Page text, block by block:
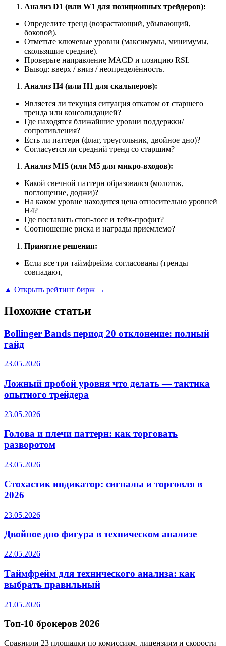
Анализ D1 (или W1 для позиционных трейдеров):
Определите тренд (возрастающий, убывающий,
боковой).
Отметьте ключевые уровни (максимумы, минимумы,
скользящие средние).
Проверьте направление MACD и позицию RSI.
Вывод: вверх / вниз / неопределённость.
Анализ H4 (или H1 для скальперов):
Является ли текущая ситуация откатом от старшего
тренда или консолидацией?
Где находятся ближайшие уровни поддержки/
сопротивления?
Есть ли паттерн (флаг, треугольник, двойное дно)?
Согласуется ли средний тренд со старшим?
Анализ M15 (или M5 для микро-входов):
Какой свечной паттерн образовался (молоток,
поглощение, доджи)?
На каком уровне находится цена относительно уровней
H4?
Где поставить стоп-лосс и тейк-профит?
Соотношение риска и награды приемлемо?
Принятие решения:
Если все три таймфрейма согласованы (тренды
совпадают,
▲ Открыть рейтинг бирж →
Похожие статьи
Bollinger Bands период 20 отклонение: полный
гайд
23.05.2026
Ложный пробой уровня что делать — тактика
опытного трейдера
23.05.2026
Голова и плечи паттерн: как торговать
разворотом
23.05.2026
Стохастик индикатор: сигналы и торговля в
2026
23.05.2026
Двойное дно фигура в техническом анализе
22.05.2026
Таймфрейм для технического анализа: как
выбрать правильный
21.05.2026
Топ-10 брокеров 2026
Сравнили 23 площадки по комиссиям, лицензиям и скорости